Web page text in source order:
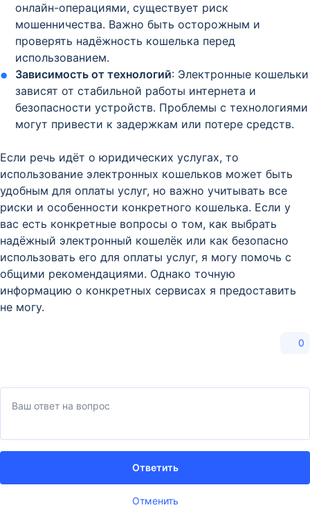
онлайн-операциями, существует риск
мошенничества. Важно быть осторожным и
проверять надёжность кошелька перед
использованием.
Зависимость от технологий: Электронные кошельки
зависят от стабильной работы интернета и
безопасности устройств. Проблемы с технологиями
могут привести к задержкам или потере средств.
Если речь идёт о юридических услугах, то
использование электронных кошельков может быть
удобным для оплаты услуг, но важно учитывать все
риски и особенности конкретного кошелька. Если у
вас есть конкретные вопросы о том, как выбрать
надёжный электронный кошелёк или как безопасно
использовать его для оплаты услуг, я могу помочь с
общими рекомендациями. Однако точную
информацию о конкретных сервисах я предоставить
не могу.
0
Отменить
Ответить